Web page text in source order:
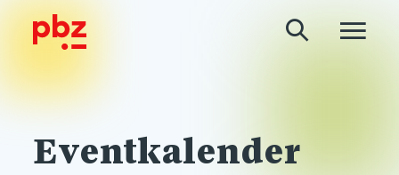
Eventkalender